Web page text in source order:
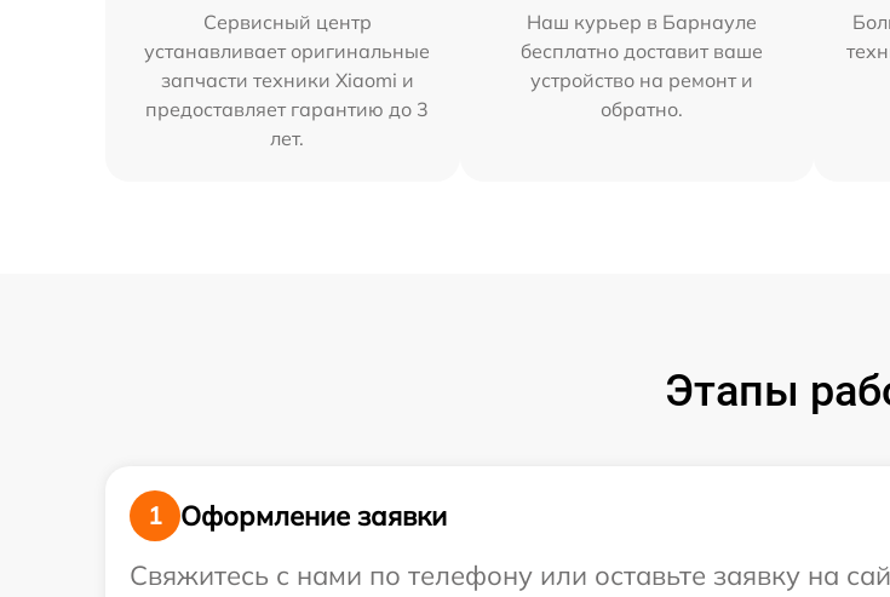
Сервисный центр
устанавливает оригинальные
запчасти техники Xiaomi и
предоставляет гарантию до 3
лет.
Наш курьер в Барнауле
бесплатно доставит ваше
устройство на ремонт и
обратно.
Этапы
1
Оформление заявки
Свяжитесь с нами по телефону или оставьте заявку на